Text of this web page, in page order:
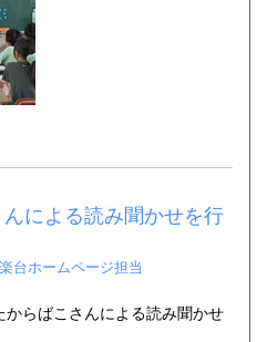
による読み聞かせを行
台ホームページ担当
からばこさんによる読み聞かせ